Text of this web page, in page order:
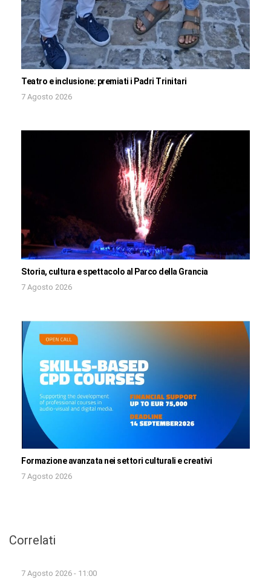
Teatro e inclusione: premiati i Padri Trinitari
7 Agosto 2026
Storia, cultura e spettacolo al Parco della Grancia
7 Agosto 2026
Formazione avanzata nei settori culturali e creativi
7 Agosto 2026
Correlati
7 Agosto 2026 - 11:00